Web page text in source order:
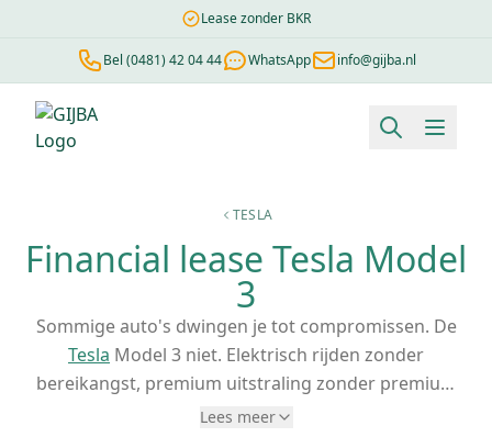
Lease zonder BKR
Bel (0481) 42 04 44 WhatsApp info@gijba.nl
TESLA
Financial lease Tesla Model
3
Sommige auto's dwingen je tot compromissen. De
Tesla Model 3 niet. Elektrisch rijden zonder
bereikangst, premium uitstraling zonder premium
brandstofkosten en Tesla's complete
Lees meer